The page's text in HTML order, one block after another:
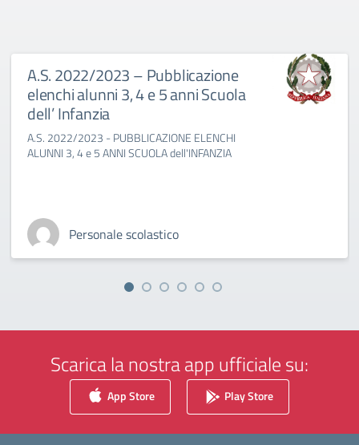
A.S. 2022/2023 – Pubblicazione
elenchi alunni 3, 4 e 5 anni Scuola
dell’ Infanzia
A.S. 2022/2023 - PUBBLICAZIONE ELENCHI
ALUNNI 3, 4 e 5 ANNI SCUOLA dell'INFANZIA
Personale scolastico
Scarica la nostra app ufficiale su:
App Store Play Store